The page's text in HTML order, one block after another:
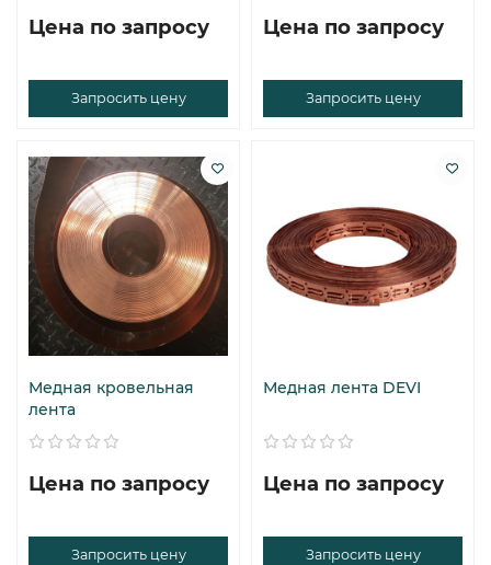
Цена по запросу
Запросить цену
Цена по запросу
Запросить цену
Медная кровельная
лента
Цена по запросу
Запросить цену
Медная лента DEVI
Цена по запросу
Запросить цену